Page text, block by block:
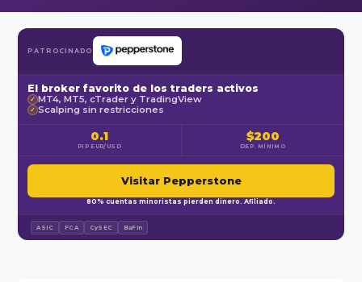
PATROCINADO
El broker favorito de los traders activos
✓ MT4, MT5, cTrader y TradingView
✓ Scalping sin restricciones
0.1
PIP EUR/USD
$200
DEP. MÍNIMO
Visitar Pepperstone
80% cuentas minoristas pierden dinero. Afiliado.
ASIC FCA CySEC BaFin